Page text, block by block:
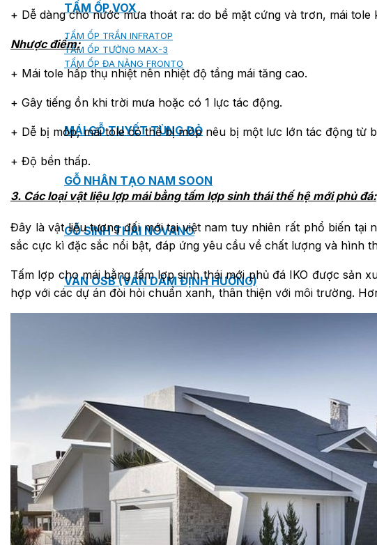
TẤM ỐP VOX
TẤM ỐP TRẦN INFRATOP
TẤM ỐP TƯỜNG MAX-3
TẤM ỐP ĐA NĂNG FRONTO
MÁI GỖ TUYẾT TÙNG ĐỎ
GỖ NHÂN TẠO NAM SOON
GỖ SINH THÁI NOVANO
VÁN OSB (VÁN DĂM ĐỊNH HƯỚNG)
MASTER COPPO (KIỂU DÁNG NGÓI ĐỊA TRUNG HẢI)
Bơm Epsso
HỆ THỐNG BƠM TĂNG ÁP EPSSO
+ Dễ dàng cho nước mưa thoát ra: do bề mặt cứng và trơn, mái tole
Nhược điểm:
+ Mái tole hấp thụ nhiệt nên nhiệt độ tầng mái tăng cao.
+ Gây tiếng ồn khi trời mưa hoặc có 1 lực tác động.
+ Dễ bị móp, mái tole có thể bị móp nêu bị một lưc lớn tác động từ
+ Độ bền thấp.
3. Các loại vật liệu lợp mái bằng tấm lợp sinh thái thế hệ mới phủ đá:
Đây là vật liệu tương đối mới tại việt nam tuy nhiên rất phổ biến tại
sắc cực kì đặc sắc nổi bật, đáp ứng yêu cầu về chất lượng và hình
Tấm lợp cho mái bằng tấm lợp sinh thái mới phủ đá IKO được sản
hợp với các dự án đòi hỏi chuẩn xanh, thân thiện với môi trường.